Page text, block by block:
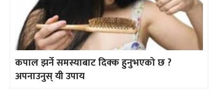
कपाल झर्ने समस्याबाट दिक्क हुनुभएको छ ?
अपनाउनुस् यी उपाय